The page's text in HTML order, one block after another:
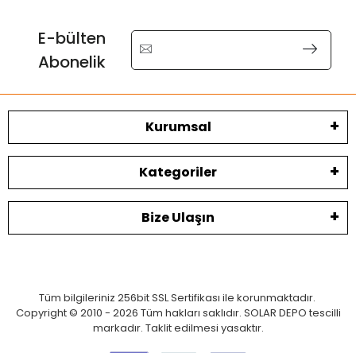
E-bülten
Abonelik
Kurumsal
Kategoriler
Bize Ulaşın
Tüm bilgileriniz 256bit SSL Sertifikası ile korunmaktadır.
Copyright © 2010 - 2026 Tüm hakları saklıdır. SOLAR DEPO tescilli
markadır. Taklit edilmesi yasaktır.